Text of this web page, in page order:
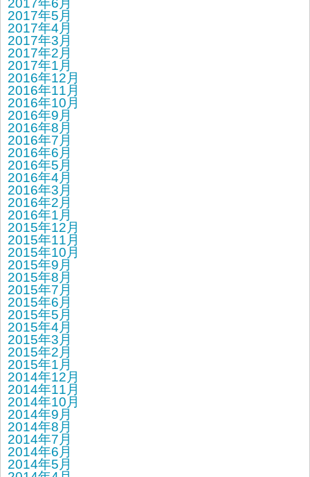
2017年5月
2017年4月
2017年3月
2017年2月
2017年1月
2016年12月
2016年11月
2016年10月
2016年9月
2016年8月
2016年7月
2016年6月
2016年5月
2016年4月
2016年3月
2016年2月
2016年1月
2015年12月
2015年11月
2015年10月
2015年9月
2015年8月
2015年7月
2015年6月
2015年5月
2015年4月
2015年3月
2015年2月
2015年1月
2014年12月
2014年11月
2014年10月
2014年9月
2014年8月
2014年7月
2014年6月
2014年5月